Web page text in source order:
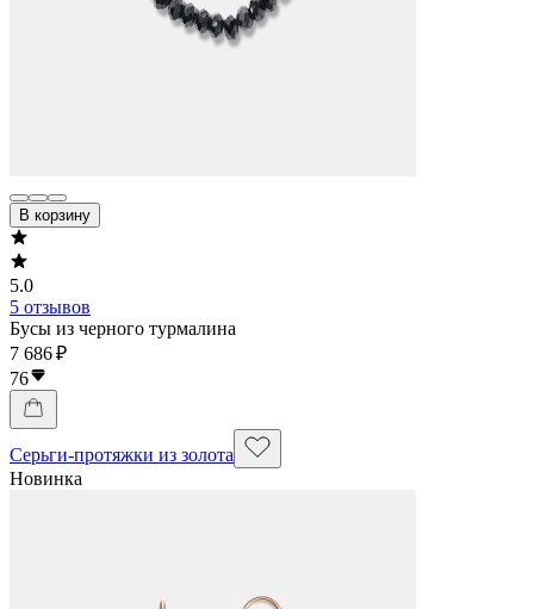
В корзину
5.0
5 отзывов
Бусы из черного турмалина
7 686 ₽
76
Серьги-протяжки из золота
Новинка